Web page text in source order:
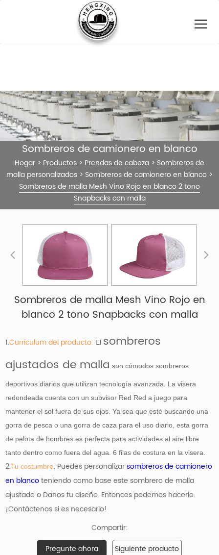
Sombreros de camionero en blanco
Hogar > Productos > Prendas de cabeza > Sombreros de
malla personalizados > Sombreros de camionero en blanco >
Sombreros de malla Mesh Vino Rojo en blanco 2 tono
Snapbacks con malla
Sombreros de malla Mesh Vino Rojo en
blanco 2 tono Snapbacks con malla
1.Currículum del producto: El sombreros
ajustados de malla son cómodos sombreros
deportivos diarios que utilizan tecnología avanzada. La visera
redondeada cuenta con un subvisor Red Red a juego para
mantener el sol fuera de sus ojos. Ya sea que esté buscando una
gorra de pesca o una gorra de caza para el uso diario, esta gorra
de pelota de hombres es perfecta para actividades al aire libre
tanto dentro como fuera del agua. 6 filas de costura en la visera.
2.Tu costumbre: Puedes personalizarsombreros de camionero
en blancoteniendo como base este sombrero de malla
ajustado o Danos tu diseño. Entonces podemos hacerlo.
¡Contáctenos si es necesario!
Compartir:
Pregunte ahora
Siguiente producto